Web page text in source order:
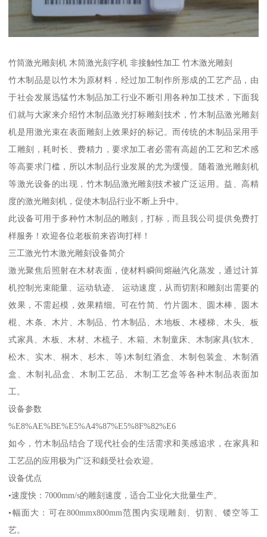
竹筒激光雕刻机 木筒激光刻字机 非接触性加工 竹木激光雕刻
竹木制品是以竹木为原材料，经过加工制作所形成的工艺产品，由
于社会发展迅猛竹木制品加工行业不断引用各种加工技术，下面我
们就与大家来介绍竹木制品激光打标雕刻技术，竹木制品激光雕刻
机是用激光束在表面雕刻上效果好的标记。而传统的木制品采用手
工雕刻，耗时长、费精力，要求加工者必需有高超的工艺和艺术感
等高要求门槛，所以木制品行业发展的尤为缓慢。随着激光雕刻机
等激光设备的出现，竹木制品激光雕刻技术被广泛运用。益、高精
度的激光雕刻机，促使木制品行业不断上升中。
此设备可用于多种竹木制品的雕刻，打标，而且我公司提供免费打
样服务！欢迎各位老板前来咨询打样！
三工激光竹木激光雕刻设备简介
激光聚焦后照射在木材表面，使材料瞬间熔融汽化蒸发，通过计算
机控制光束能量、运动轨迹、 运动速度，从而切割和雕刻出需要的
效果，不需起模，效果精细。可在竹简、竹片圆木、圆木棒、圆木
棍、木条、木片、木制品、竹木制品、木地板、木楼梯、木头、板
式家具、木板、木材、木梳子、木箱、木制童床、木制家具(软木、
松木、实木、桐木、杉木、等)木制红酒盒、木制包装盒、木制酒
盒、木制礼品盒、木制工艺品、木制工艺盒等各种木制品表面加
工。
设备参数
%E8%AE%BE%E5%A4%87%E5%8F%82%E6
如今，竹木制品结合了现代社会的生活需求和美感追求，在家具和
工艺品的应用极为广泛和颇受社会欢迎。
设备优点
•速度快：7000mm/s的雕刻速度，适合工业化大批量生产。
•幅面大：可在800mmx800mm范围内实现雕刻、切割、镂空等工
艺。